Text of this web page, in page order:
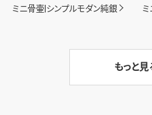
ミニ骨壷|シンプルモダン純銀 ミ
もっと見